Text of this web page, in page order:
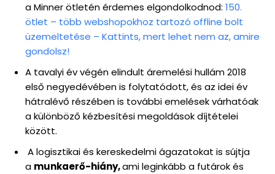
a Minner ötletén érdemes elgondolkodnod: 150.
ötlet – több webshopokhoz tartozó offline bolt
üzemeltetése – Kattints, mert lehet nem az, amire
gondolsz!
A tavalyi év végén elindult áremelési hullám 2018
első negyedévében is folytatódott, és az idei év
hátralévő részében is további emelések várhatóak
a különböző kézbesítési megoldások díjtételei
között.
A logisztikai és kereskedelmi ágazatokat is sújtja
a munkaerő-hiány,ami leginkább a futárok és